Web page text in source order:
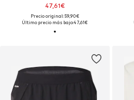
47,61€
Precio original: 59,90€
Último precio más bajo:47,61€